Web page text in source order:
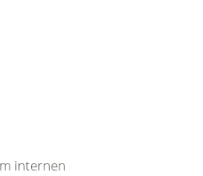
internen